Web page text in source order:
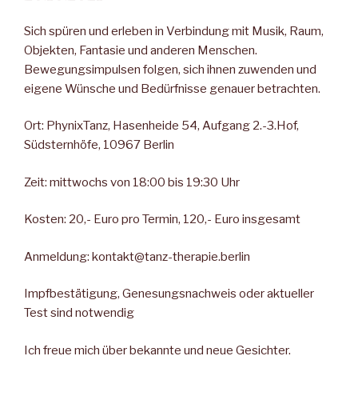
Sich spüren und erleben in Verbindung mit Musik, Raum,
Objekten, Fantasie und anderen Menschen.
Bewegungsimpulsen folgen, sich ihnen zuwenden und
eigene Wünsche und Bedürfnisse genauer betrachten.
Ort: PhynixTanz, Hasenheide 54, Aufgang 2.-3.Hof,
Südsternhöfe, 10967 Berlin
Zeit: mittwochs von 18:00 bis 19:30 Uhr
Kosten: 20,- Euro pro Termin, 120,- Euro insgesamt
Anmeldung: kontakt@tanz-therapie.berlin
Impfbestätigung, Genesungsnachweis oder aktueller
Test sind notwendig
Ich freue mich über bekannte und neue Gesichter.